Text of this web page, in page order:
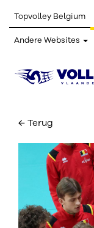
Topvolley Belgium
Andere Websites
← Terug